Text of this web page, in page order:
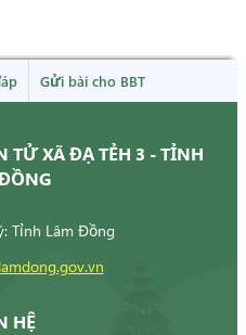
Gửi bài cho BBT
TỬ XÃ ĐẠ TẺH 3 - TỈNH
Tỉnh Lâm Đồng
HỆ